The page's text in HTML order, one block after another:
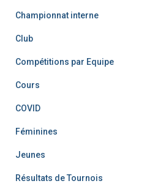
Championnat interne
Club
Compétitions par Equipe
Cours
COVID
Féminines
Jeunes
Résultats de Tournois